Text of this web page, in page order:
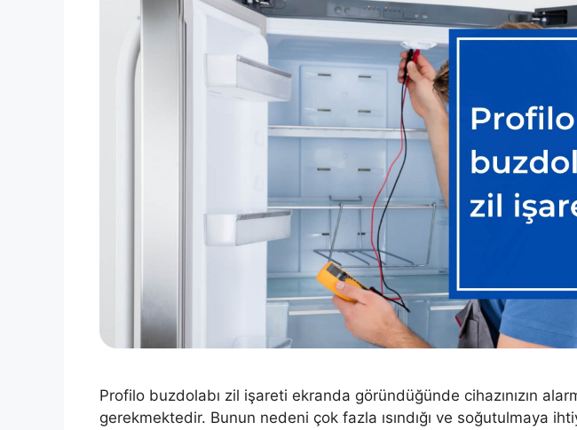
Profilo buzdolabı zil işareti ekranda göründüğünde cihazınızın
gerekmektedir. Bunun nedeni çok fazla ısındığı ve soğutulmaya